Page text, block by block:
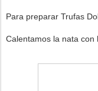
Para preparar Trufas
Calentamos la nata con